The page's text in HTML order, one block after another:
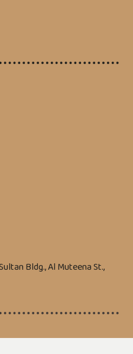
Bldg., Al Muteena St.,